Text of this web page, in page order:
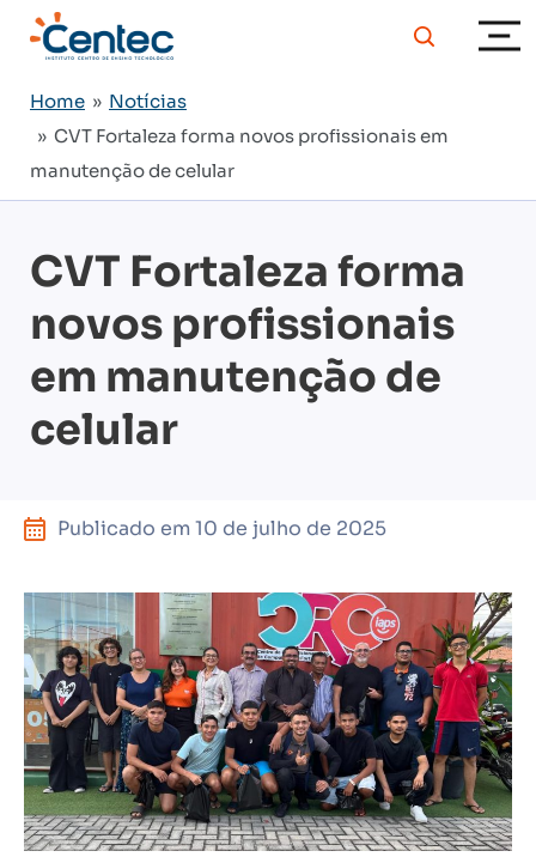
Home » Notícias
» CVT Fortaleza forma novos profissionais em
manutenção de celular
CVT Fortaleza forma
novos profissionais
em manutenção de
celular
Publicado em 10 de julho de 2025